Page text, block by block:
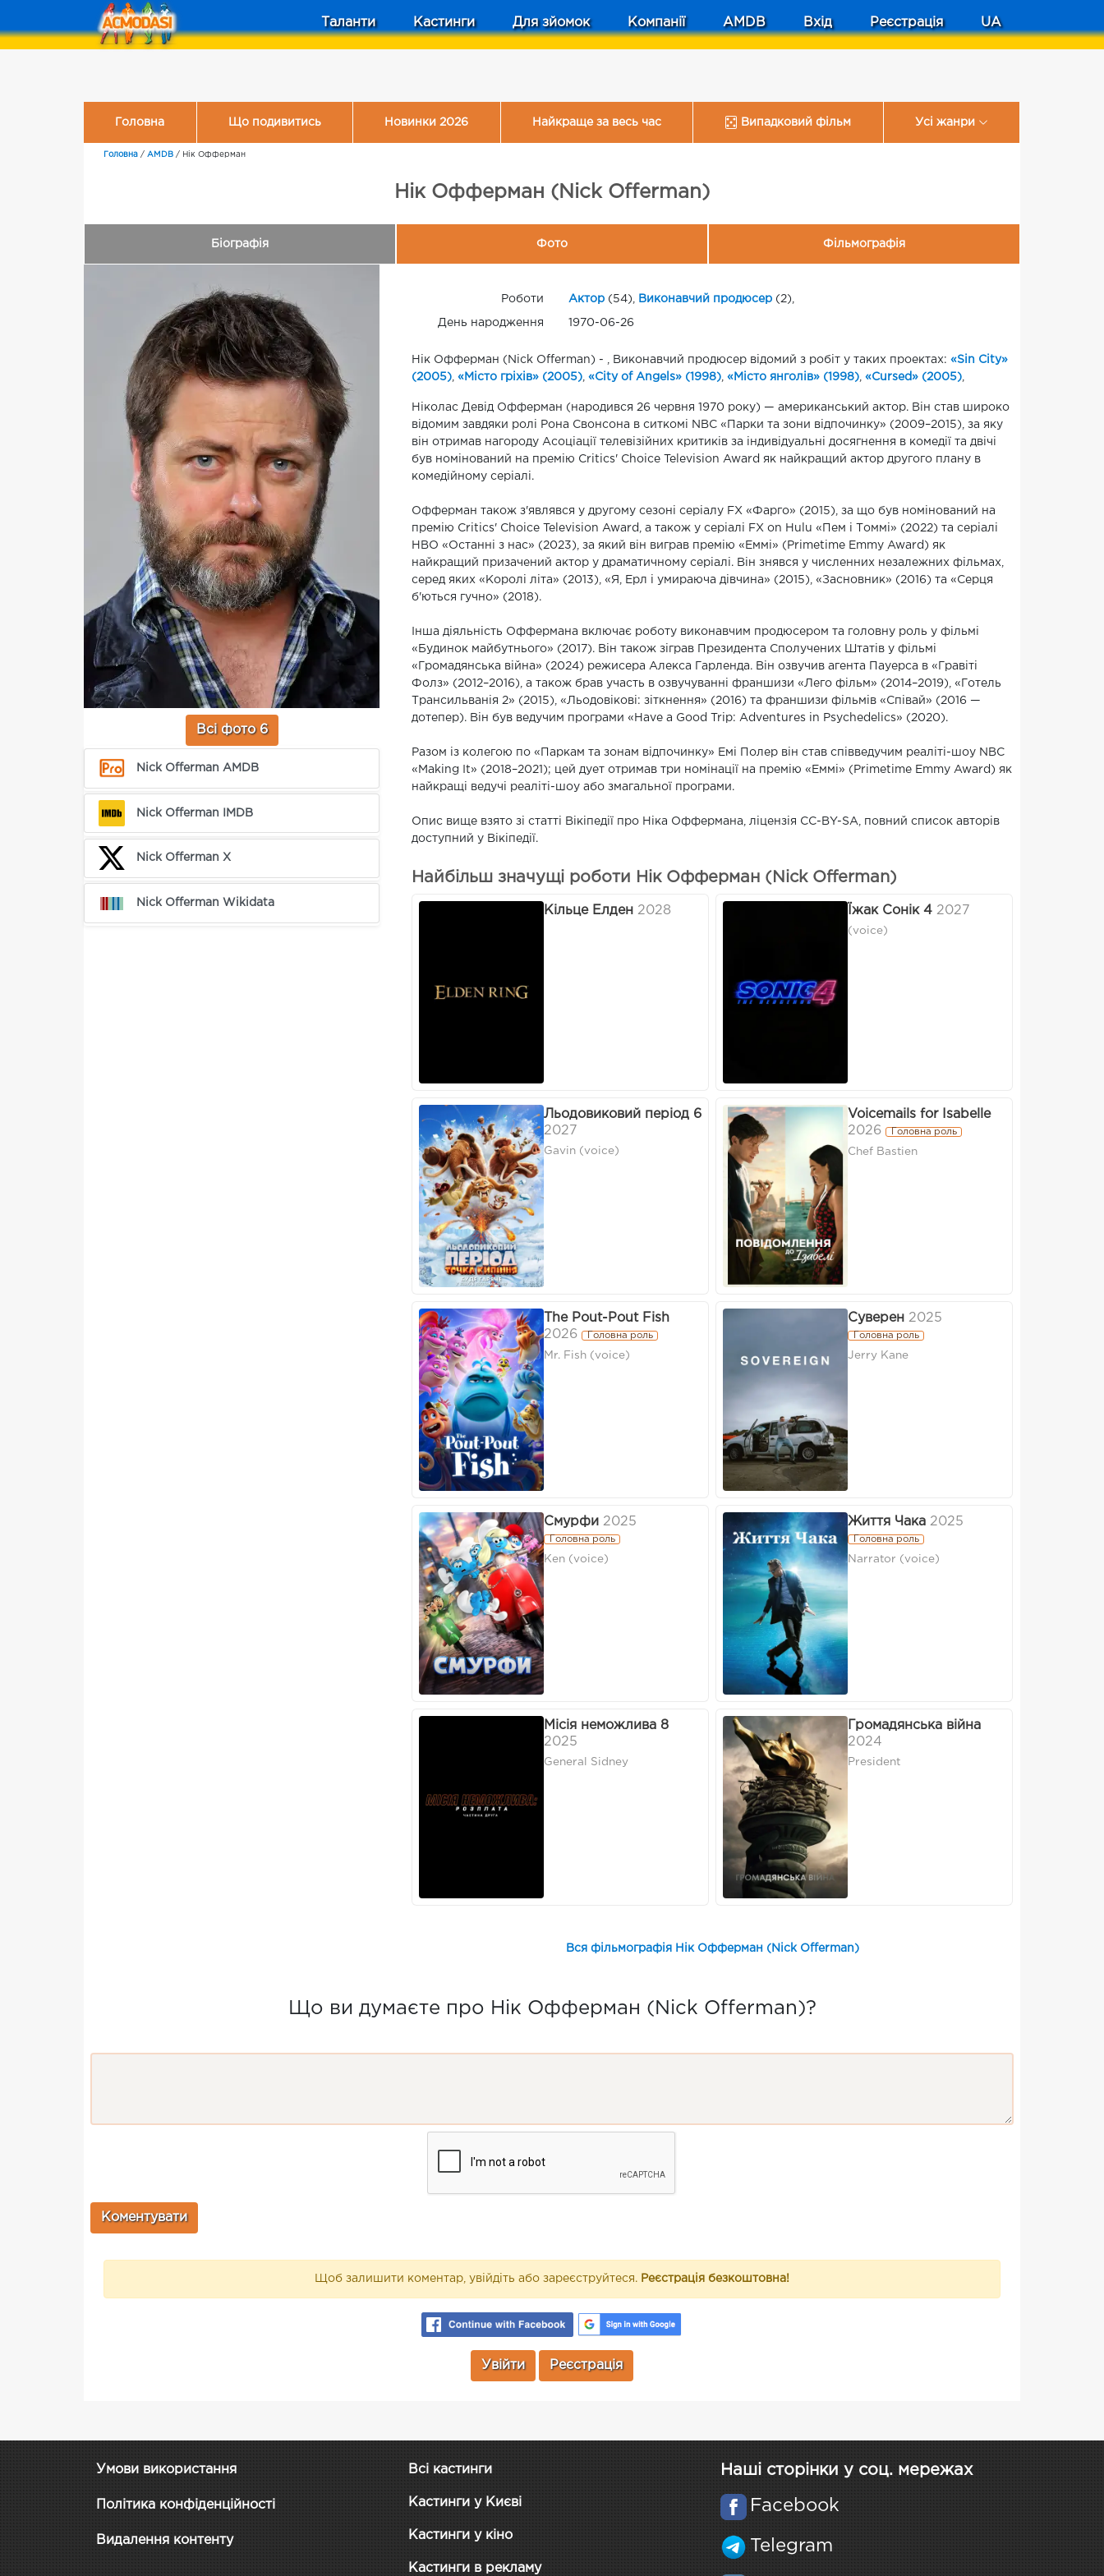
Таланти Кастинги Для зйомок Компанії AMDB Вхід Реєстрація UA
Головна Що подивитись Новинки 2026 Найкраще за весь час Випадковий фільм Усі жанри
Головна / AMDB / Нік Офферман
Нік Офферман (Nick Offerman)
Біографія Фото Фільмографія
Всі фото 6
Nick Offerman AMDB
Nick Offerman IMDB
Nick Offerman X
Nick Offerman Wikidata
Роботи Актор(54), Виконавчий продюсер(2),
День народження 1970-06-26
Нік Офферман (Nick Offerman) - , Виконавчий продюсер відомий з робіт у таких проектах: «Sin City»
(2005) «Місто гріхів» (2005) «City of Angels» (1998) «Місто янголів» (1998) «Cursed» (2005)
Ніколас Девід Офферман (народився 26 червня 1970 року) — американський актор. Він став широко
відомим завдяки ролі Рона Свонсона в ситкомі NBC «Парки та зони відпочинку» (2009–2015), за яку
він отримав нагороду Асоціації телевізійних критиків за індивідуальні досягнення в комедії та двічі
був номінований на премію Critics' Choice Television Award як найкращий актор другого плану в
комедійному серіалі.
Офферман також з'являвся у другому сезоні серіалу FX «Фарго» (2015), за що був номінований на
премію Critics' Choice Television Award, а також у серіалі FX on Hulu «Пем і Томмі» (2022) та серіалі
HBO «Останні з нас» (2023), за який він виграв премію «Еммі» (Primetime Emmy Award) як
найкращий призачений актор у драматичному серіалі. Він знявся у численних незалежних фільмах,
серед яких «Королі літа» (2013), «Я, Ерл і умираюча дівчина» (2015), «Засновник» (2016) та «Серця
б'ються гучно» (2018).
Інша діяльність Оффермана включає роботу виконавчим продюсером та головну роль у фільмі
«Будинок майбутнього» (2017). Він також зіграв Президента Сполучених Штатів у фільмі
«Громадянська війна» (2024) режисера Алекса Гарленда. Він озвучив агента Пауерса в «Гравіті
Фолз» (2012–2016), а також брав участь в озвучуванні франшизи «Лего фільм» (2014–2019), «Готель
Трансильванія 2» (2015), «Льодовікові: зіткнення» (2016) та франшизи фільмів «Співай» (2016 —
дотепер). Він був ведучим програми «Have a Good Trip: Adventures in Psychedelics» (2020).
Разом із колегою по «Паркам та зонам відпочинку» Емі Полер він став співведучим реаліті-шоу NBC
«Making It» (2018–2021); цей дует отримав три номінації на премію «Еммі» (Primetime Emmy Award) як
найкращі ведучі реаліті-шоу або змагальної програми.
Опис вище взято зі статті Вікіпедії про Ніка Оффермана, ліцензія CC-BY-SA, повний список авторів
доступний у Вікіпедії.
Найбільш значущі роботи Нік Офферман (Nick Offerman)
Кільце Елден 2028 Їжак Сонік 4 2027
(voice)
Льодовиковий період 6
2027
Gavin (voice)
Voicemails for Isabelle
2026
Головна роль
Chef Bastien
The Pout-Pout Fish
2026
Головна роль
Mr. Fish (voice)
Суверен 2025
Головна роль
Jerry Kane
Смурфи 2025
Головна роль
Ken (voice)
Життя Чака 2025
Головна роль
Narrator (voice)
Місія неможлива 8
2025
General Sidney
Громадянська війна
2024
President
Вся фільмографія Нік Офферман (Nick Offerman)
Що ви думаєте про Нік Офферман (Nick Offerman)?
Щоб залишити коментар, увійдіть або зареєструйтеся. Реєстрація безкоштовна!
Увійти Реєстрація
Умови використання
Політика конфіденційності
Видалення контенту
Всі кастинги
Кастинги у Києві
Кастинги у кіно
Кастинги в рекламу
Наші сторінки у соц. мережах
Facebook
Telegram